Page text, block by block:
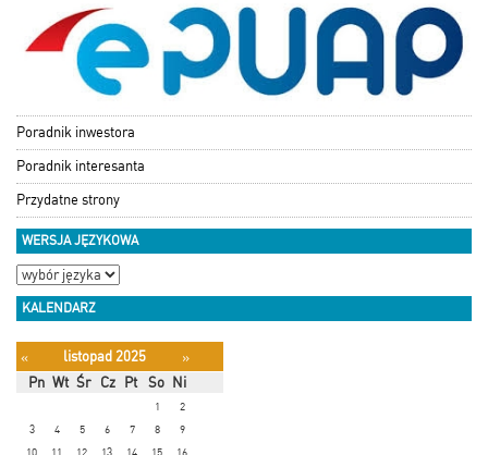
Poradnik inwestora
Poradnik interesanta
Przydatne strony
WERSJA JĘZYKOWA
KALENDARZ
« listopad 2025
»
Pn Wt Śr Cz Pt So Ni
1
2
3
4 5 6 7 8
9
10
11 12 13 14 15 16